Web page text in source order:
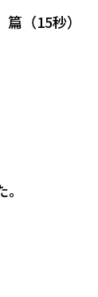
（15秒）